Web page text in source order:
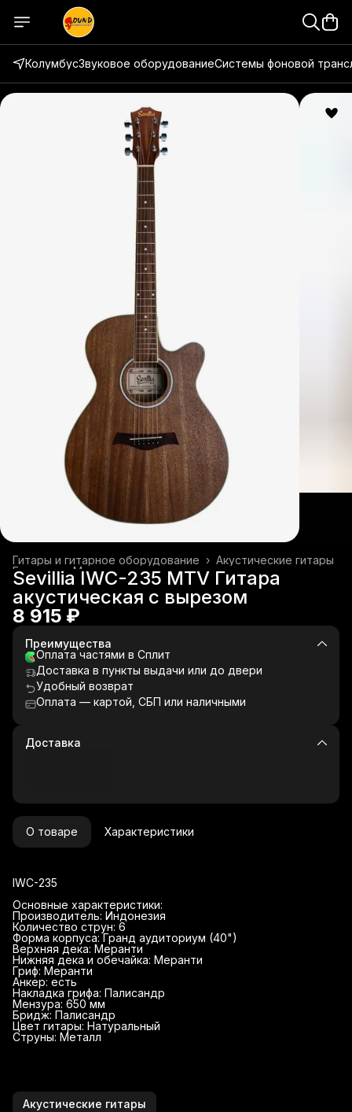
КолумбусЗвуковое оборудованиеСистемы фоновой
Акустические гитары
Гитары и гитарное оборудование ›
Музыкальные инструменты
Главная ›
Sevillia IWC-235 MTV Гитара
акустическая с вырезом
8 915 ₽
Преимущества
Оплата частями в Сплит
Доставка в пункты выдачи или до двери
Удобный возврат
Оплата — картой, СБП или наличными
Доставка
О товаре Характеристики
IWC-235
Основные характеристики:
Производитель: Индонезия
Количество струн: 6
Форма корпуса: Гранд аудиториум (40")
Верхняя дека: Меранти
Нижняя дека и обечайка: Меранти
Гриф: Меранти
Анкер: есть
Накладка грифа: Палисандр
Мензура: 650 мм
Бридж: Палисандр
Цвет гитары: Натуральный
Струны: Металл
Акустические гитары